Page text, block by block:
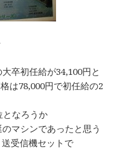
卒初任給が34,100円と
は78,000円で初任給の2
となろうか
マシンであったと思う
受信機セットで